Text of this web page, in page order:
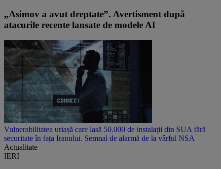
„Asimov a avut dreptate”. Avertisment după
atacurile recente lansate de modele AI
Vulnerabilitatea uriașă care lasă 50.000 de instalații din SUA fără
securitate în fața Iranului. Semnal de alarmă de la vârful NSA
Actualitate
IERI